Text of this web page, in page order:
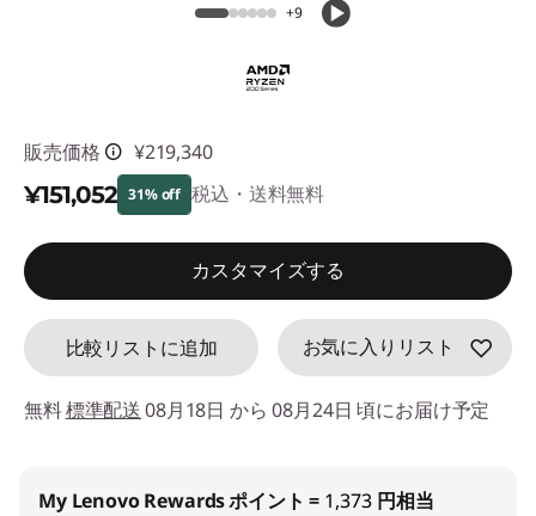
+9
販売価格 ¥219,340
¥151,052 31% off 税込・送料無料
特別割引 :-¥68,288
カスタマイズする
比較リストに追加 お気に入りリスト
無料標準配送08月18日 から 08月24日 頃にお届け予定
My Lenovo Rewardsポイント = 1,373 円相当